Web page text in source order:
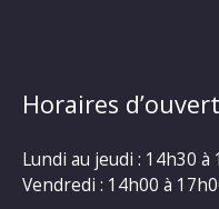
Horaires
Lundi au jeudi : 14h30 à
Vendredi : 14h00 à